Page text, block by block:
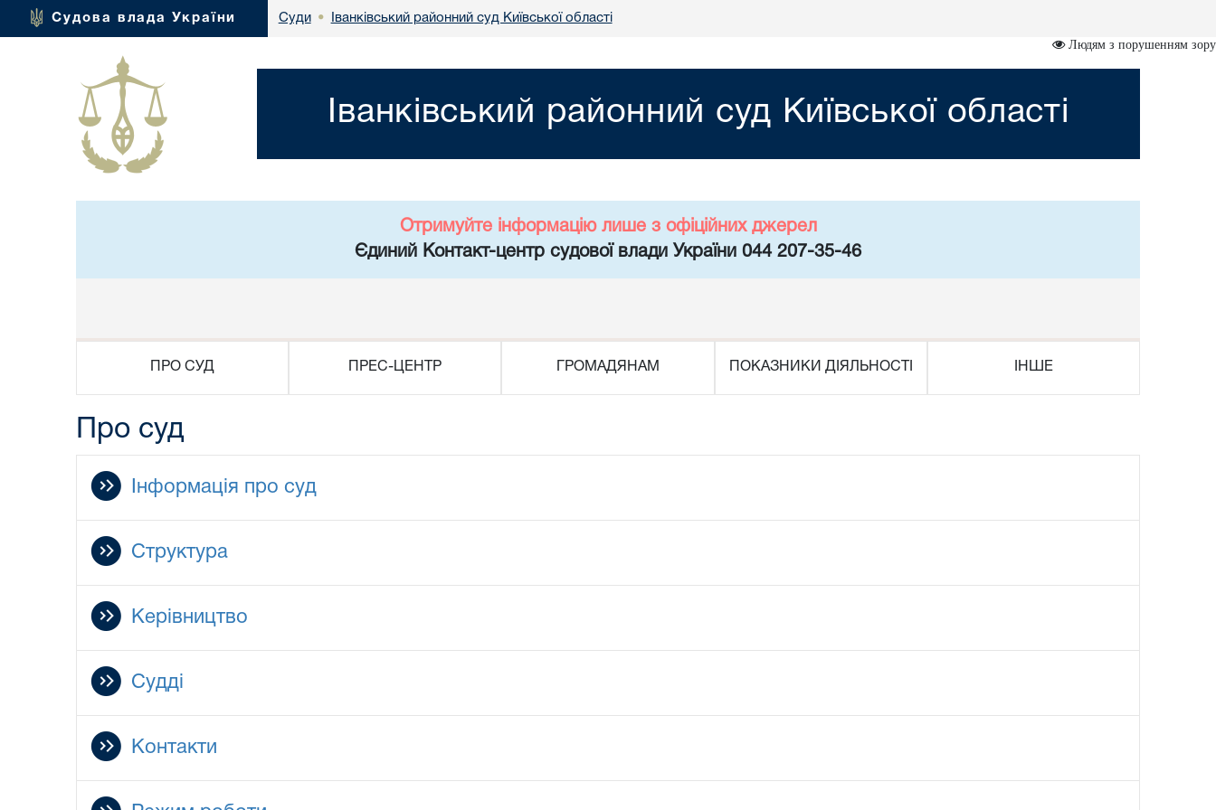
Судова влада України Суди • Іванківський районний суд Київської області
Людям з порушенням зору
Іванківський районний суд Київської області
Отримуйте інформацію лише з офіційних джерел
Єдиний Контакт-центр судової влади України 044 207-35-46
ПРО СУД ПРЕС-ЦЕНТР ГРОМАДЯНАМ ПОКАЗНИКИ ДІЯЛЬНОСТІ ІНШЕ
Про суд
Інформація про суд
Структура
Керівництво
Судді
Контакти